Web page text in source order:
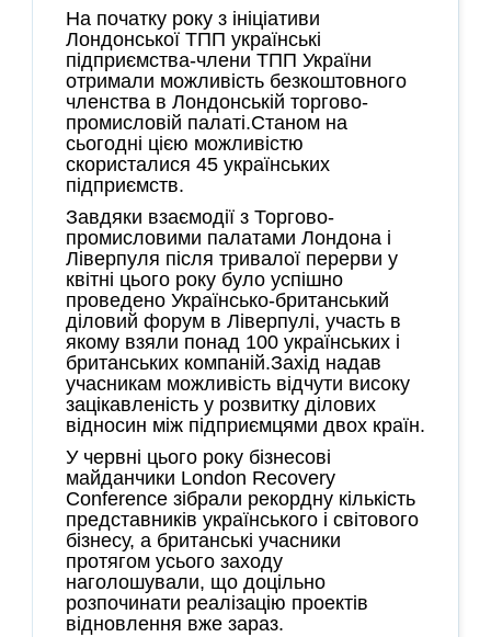
На початку року з ініціативи
Лондонської ТПП українські
підприємства-члени ТПП України
отримали можливість безкоштовного
членства в Лондонській торгово-
промисловій палаті.Станом на
сьогодні цією можливістю
скористалися 45 українських
підприємств.
Завдяки взаємодії з Торгово-
промисловими палатами Лондона і
Ліверпуля після тривалої перерви у
квітні цього року було успішно
проведено Українсько-британський
діловий форум в Ліверпулі, участь в
якому взяли понад 100 українських і
британських компаній.Захід надав
учасникам можливість відчути високу
зацікавленість у розвитку ділових
відносин між підприємцями двох країн.
У червні цього року бізнесові
майданчики London Recovery
Conference зібрали рекордну кількість
представників українського і світового
бізнесу, а британські учасники
протягом усього заходу
наголошували, що доцільно
розпочинати реалізацію проектів
відновлення вже зараз.